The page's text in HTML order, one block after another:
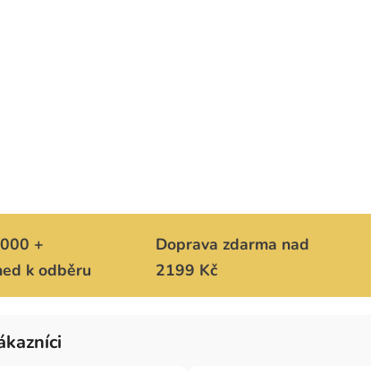
+
k odběru
Doprava zdarma nad
2199 Kč